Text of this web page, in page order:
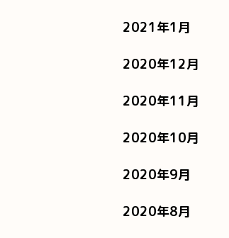
2021年1月
2020年12月
2020年11月
2020年10月
2020年9月
2020年8月